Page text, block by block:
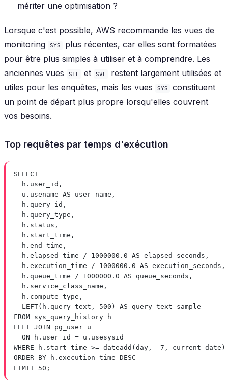
mériter une optimisation ?
Lorsque c'est possible, AWS recommande les vues de
monitoring
SYS
plus récentes, car elles sont formatées
pour être plus simples à utiliser et à comprendre. Les
anciennes vues
STL et SVL
restent largement utilisées et
utiles pour les enquêtes, mais les vues
SYS
constituent
un point de départ plus propre lorsqu'elles couvrent
vos besoins.
Top requêtes par temps d'exécution
SELECT
h . user_id ,
u . usename AS user_name,
h . query_id ,
h . query_type ,
h . status ,
h . start_time ,
h . end_time ,
h . elapsed_time / 1000000 . 0 AS elapsed_seconds,
h . execution_time / 1000000 . 0 AS execution_seconds,
h . queue_time / 1000000 . 0 AS queue_seconds,
h . service_class_name ,
h . compute_type ,
LEFT( h . query_text , 500 ) AS query_text_sample
FROM sys_query_history h
LEFT JOIN pg_user u
ON
h . user_id = u . usesysid
WHERE
h . start_time >= dateadd ( day , -7 , current_date)
ORDER BY
h . execution_time DESC
LIMIT 50 ;